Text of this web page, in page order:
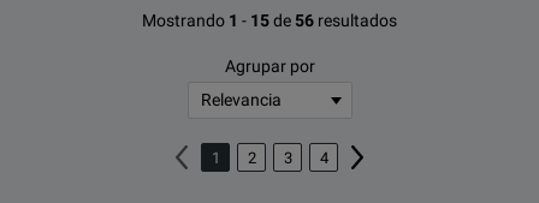
Mostrando 1 - 15de 56 resultados
Agrupar por
1 2 3 4